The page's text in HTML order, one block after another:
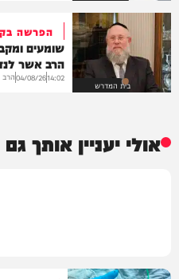
בית המדרש
הפרשה
שומעים
הרב אשר
14:02
04/08/26הרב
אולי יעניין אותך גם